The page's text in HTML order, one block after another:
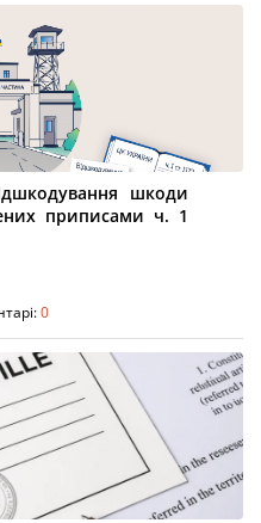
шкоди
приписами ч. 1
0